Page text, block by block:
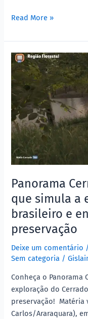
Read More »
Panorama
que simula a
brasileiro e
preservação
Deixe um comentário /
Sem categoria /
Conheça o Panorama
exploração do
preservação! Matéria
Carlos/Araraquara),
Panorama
Cerrado:
um
game
gratuito
que
simula
exploração
do
Cerrado
brasileiro
e
ensina
sobre
e
preservação